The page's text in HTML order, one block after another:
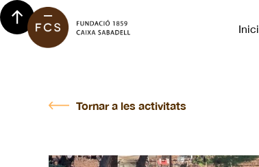
Inici
Tornar a les activitats